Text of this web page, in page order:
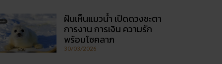
ฝันเห็นแมวน้ำ เปิดดวงชะตา
การงาน การเงิน ความรัก
พร้อมโชคลาภ
30/03/2026